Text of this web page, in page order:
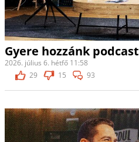
Gyere hozzánk
2026. július 6. hétfő 11:58
29
15 93